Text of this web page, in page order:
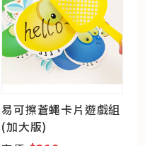
易可擦蒼蠅卡片遊戲組
(加大版)